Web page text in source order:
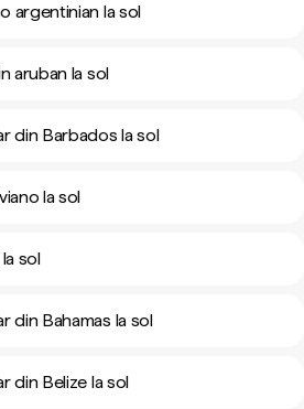
argentinian la sol
aruban la sol
din Barbados la sol
la sol
sol
din Bahamas la sol
din Belize la sol